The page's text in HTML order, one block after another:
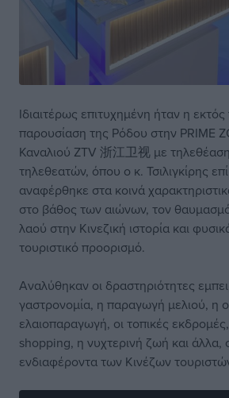
Ιδιαιτέρως επιτυχημένη ήταν η
παρουσίαση της Ρόδου στην PRIME
Καναλιού ZTV 浙江卫视 με
τηλεθεατών, όπου ο κ. Τσιλιγκίρης
αναφέρθηκε στα κοινά
στο βάθος των αιώνων, τον
λαού στην Κινεζική ιστορία και
τουριστικό προορισμό.
Αναλύθηκαν οι δραστηριότητες
γαστρονομία, η παραγωγή μελιού, η
ελαιοπαραγωγή, οι τοπικές
shopping, η νυχτερινή ζωή και
ενδιαφέροντα των Κινέζων